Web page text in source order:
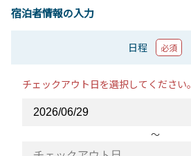
宿泊者情報の入力
日程 必須
チェックアウト日を選択してください。
〜